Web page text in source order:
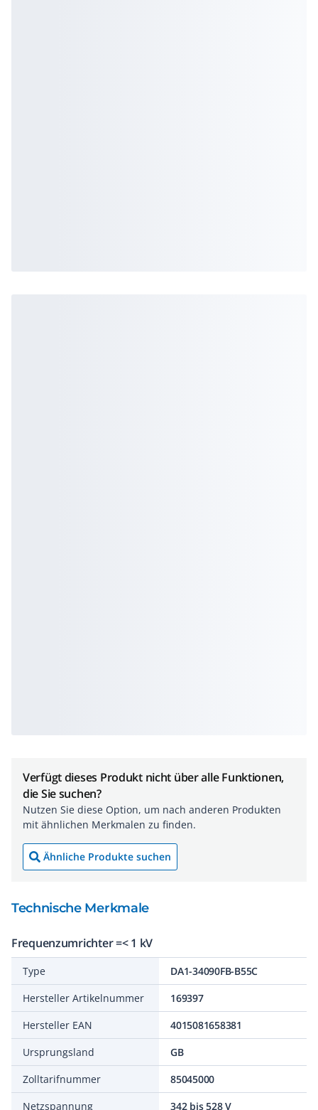
Verfügt dieses Produkt nicht über alle Funktionen,
die Sie suchen?
Nutzen Sie diese Option, um nach anderen Produkten
mit ähnlichen Merkmalen zu finden.
Ähnliche Produkte suchen
Technische Merkmale
Frequenzumrichter =< 1 kV
Type
DA1-34090FB-B55C
Hersteller Artikelnummer
169397
Hersteller EAN
4015081658381
Ursprungsland
GB
Zolltarifnummer
85045000
Netzspannung
342 bis 528 V